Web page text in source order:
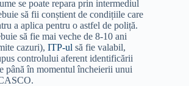
se poate repara prin intermediul
să fii conștient de condițiile care
a aplica pentru o astfel de poliță.
să fie mai veche de 8-10 ani
cazuri), ITP-ul să fie valabil,
controlului aferent identificării
până în momentul încheierii unui